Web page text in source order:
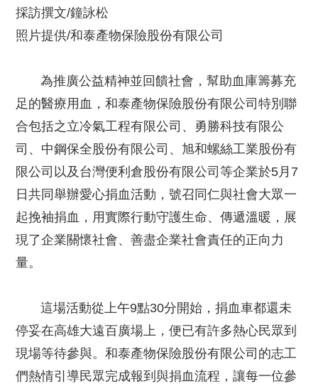
採訪撰文/鐘詠松
照片提供/和泰產物保險股份有限公司
為推廣公益精神並回饋社會，幫助血庫籌募充
足的醫療用血，和泰產物保險股份有限公司特別聯
合包括之立冷氣工程有限公司、勇勝科技有限公
司、中鋼保全股份有限公司、旭和螺絲工業股份有
限公司以及台灣便利倉股份有限公司等企業於5月7
日共同舉辦愛心捐血活動，號召同仁與社會大眾一
起挽袖捐血，用實際行動守護生命、傳遞溫暖，展
現了企業關懷社會、善盡企業社會責任的正向力
量。
這場活動從上午9點30分開始，捐血車都還未
停妥在高雄大遠百廣場上，便已有許多熱心民眾到
現場等待參與。和泰產物保險股份有限公司的志工
們熱情引導民眾完成報到與捐血流程，讓每一位參